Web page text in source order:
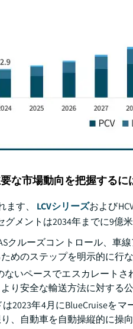
な市場動向を把握するに
ます、 LCVシリーズおよび
メントは2034年までに9億
クルーズコントロール、車
めのステップを明示的に行な
ないペースでエスカレート
り安全な輸送方法に対する
2023年4月にBlueCruiseを
、自動車を自動操縦的に操